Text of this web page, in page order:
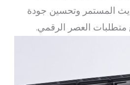
المستمر وتحسين جودة
متطلبات العصر الرقمي.